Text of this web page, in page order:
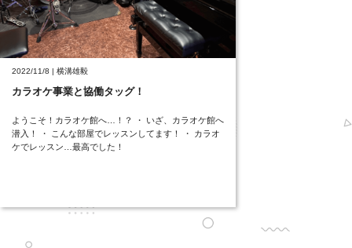
2022/11/8 | 横溝雄毅
カラオケ事業と協働タッグ！
ようこそ！カラオケ館へ…！？ ・ いざ、カラオケ館へ
潜入！ ・ こんな部屋でレッスンしてます！ ・ カラオ
ケでレッスン…最高でした！